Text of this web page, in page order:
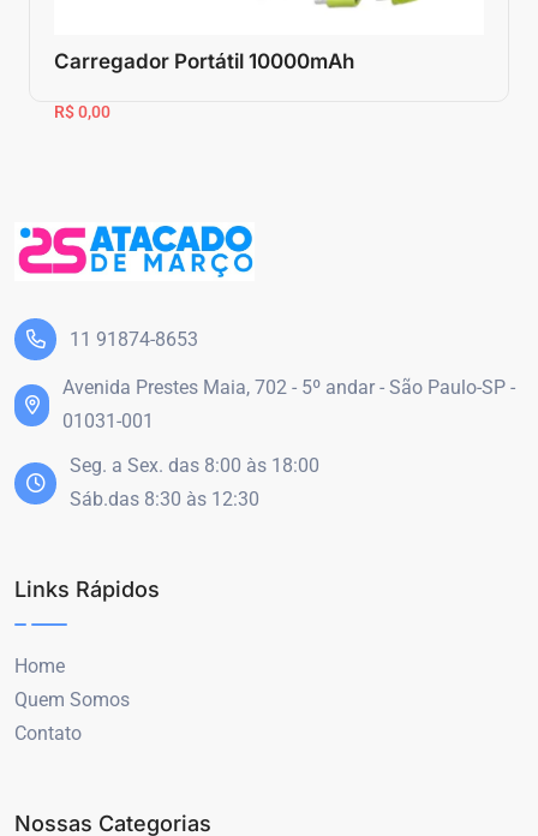
Carregador Portátil 10000mAh
R$ 0,00
11 91874-8653
Avenida Prestes Maia, 702 - 5º andar - São Paulo-SP -
01031-001
Seg. a Sex. das 8:00 às 18:00
Sáb.das 8:30 às 12:30
Links Rápidos
Home
Quem Somos
Contato
Nossas Categorias